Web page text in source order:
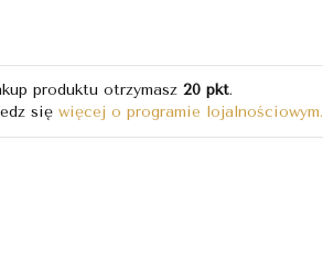
produktu otrzymasz20 pkt.
sięwięcej o programie lojalnościowym.